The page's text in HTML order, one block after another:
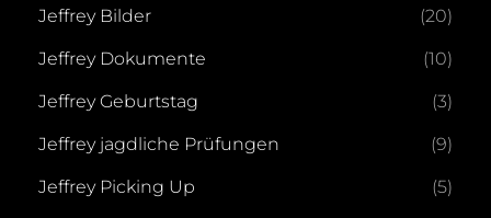
Jeffrey Bilder (20)
Jeffrey Dokumente (10)
Jeffrey Geburtstag (3)
Jeffrey jagdliche Prüfungen (9)
Jeffrey Picking Up (5)